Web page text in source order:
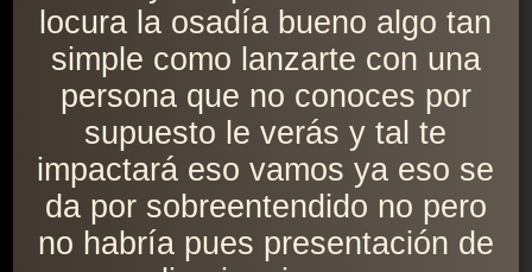
locura la osadía bueno algo tan
simple como lanzarte con una
persona que no conoces por
supuesto le verás y tal te
impactará eso vamos ya eso se
da por sobreentendido no pero
no habría pues presentación de